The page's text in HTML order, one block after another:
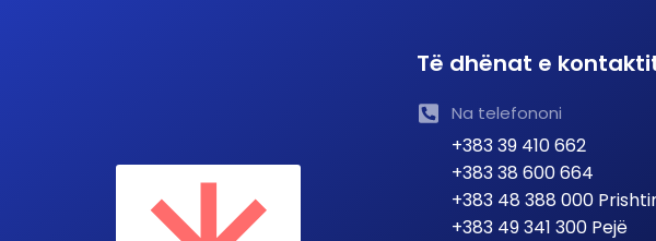
Të dhënat e
Na telefononi
+383 39 410 662
+383 38 600 664
+383 48 388 000
+383 49 341 300 Pejë